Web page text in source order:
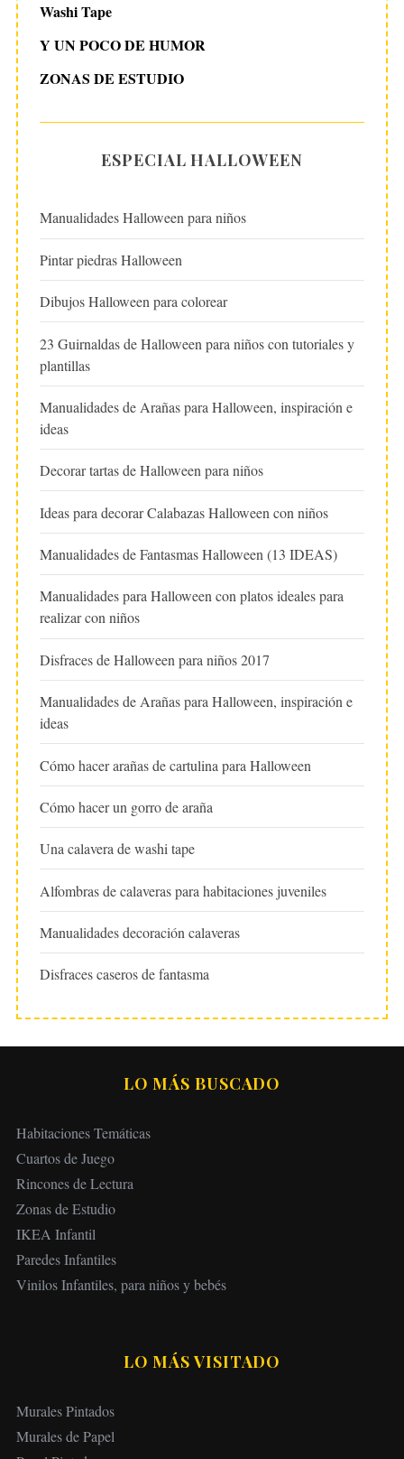
Washi Tape
Y UN POCO DE HUMOR
ZONAS DE ESTUDIO
ESPECIAL HALLOWEEN
Manualidades Halloween para niños
Pintar piedras Halloween
Dibujos Halloween para colorear
23 Guirnaldas de Halloween para niños con tutoriales y
plantillas
Manualidades de Arañas para Halloween, inspiración e
ideas
Decorar tartas de Halloween para niños
Ideas para decorar Calabazas Halloween con niños
Manualidades de Fantasmas Halloween (13 IDEAS)
Manualidades para Halloween con platos ideales para
realizar con niños
Disfraces de Halloween para niños 2017
Manualidades de Arañas para Halloween, inspiración e
ideas
Cómo hacer arañas de cartulina para Halloween
Cómo hacer un gorro de araña
Una calavera de washi tape
Alfombras de calaveras para habitaciones juveniles
Manualidades decoración calaveras
Disfraces caseros de fantasma
LO MÁS BUSCADO
Habitaciones Temáticas
Cuartos de Juego
Rincones de Lectura
Zonas de Estudio
IKEA Infantil
Paredes Infantiles
Vinilos Infantiles, para niños y bebés
LO MÁS VISITADO
Murales Pintados
Murales de Papel